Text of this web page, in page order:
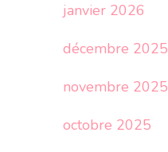
janvier 2026
décembre 2025
novembre 2025
octobre 2025